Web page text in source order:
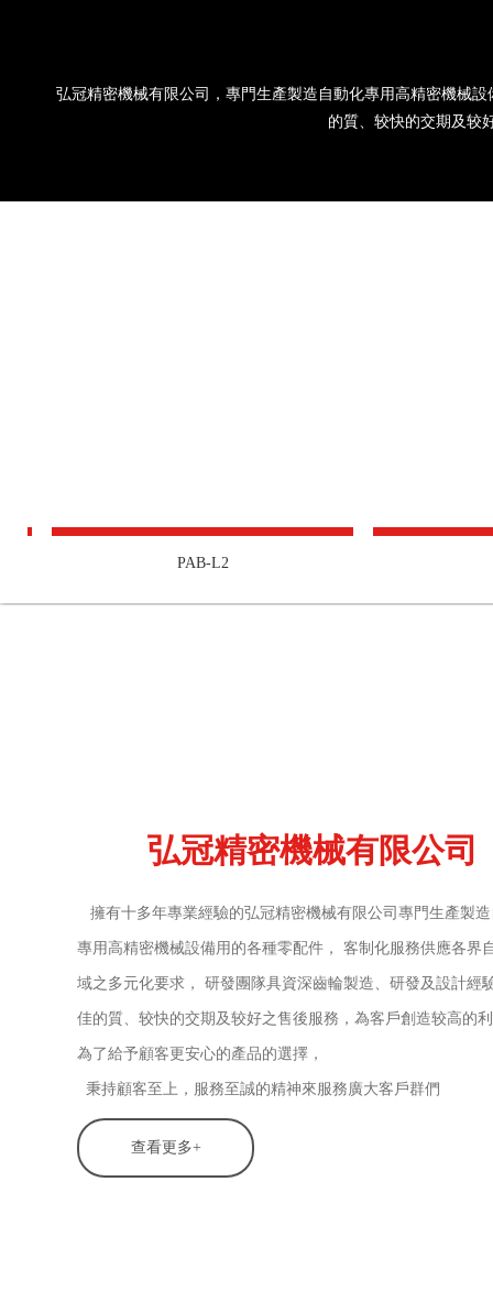
弘冠精密機械有限公司，專門生產製造自動化專用高精密機械
的質、较快的交期及较
PAB-L2
弘冠精密機械有限公司
擁有十多年專業經驗的弘冠精密機械有限公司專門生產製
專用高精密機械設備用的各種零配件， 客制化服務供應各界
域之多元化要求， 研發團隊具資深齒輪製造、研發及設計經
佳的質、较快的交期及较好之售後服務，為客戶創造较高的
為了給予顧客更安心的產品的選擇，
秉持顧客至上，服務至誠的精神來服務廣大客戶群們
查看更多+